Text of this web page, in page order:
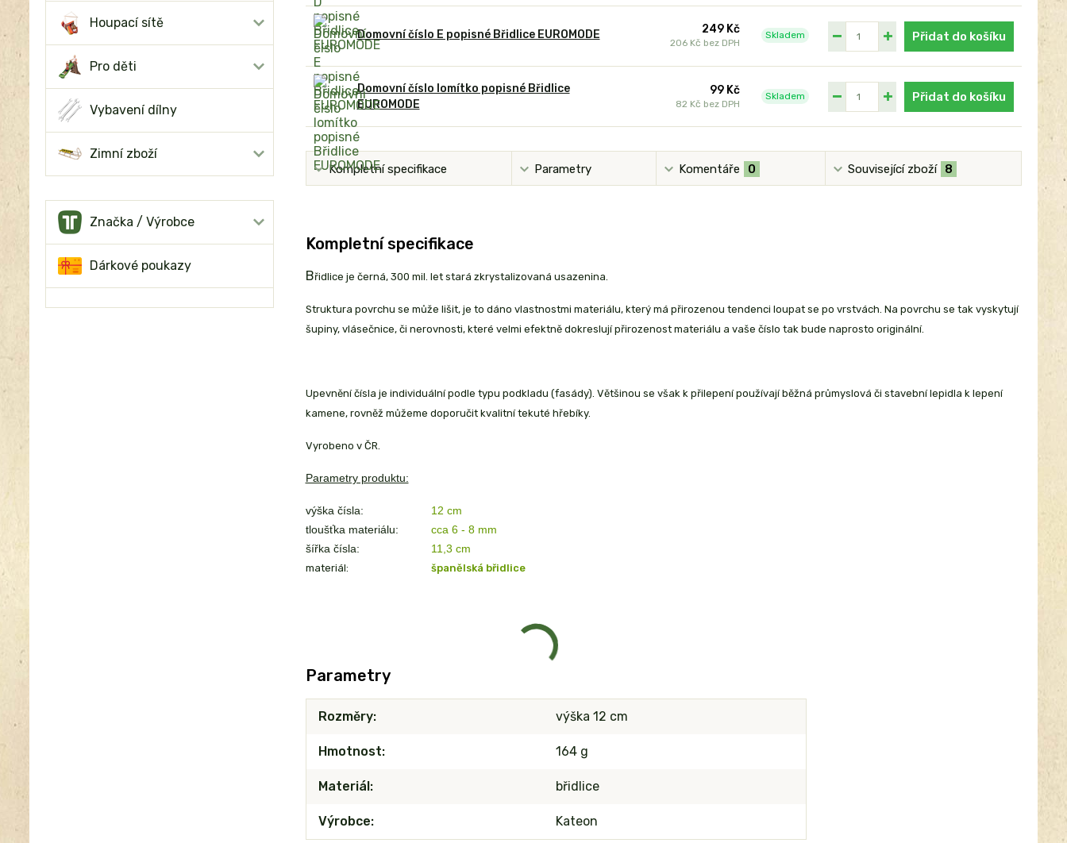
Houpací sítě
Pro děti
Vybavení dílny
Zimní zboží
Značka / Výrobce
Dárkové poukazy
Domovní číslo E popisné Břidlice EUROMODE 249 Kč
206 Kč bez DPH
Skladem Přidat do košíku
Domovní číslo lomítko popisné Břidlice
EUROMODE
99 Kč
82 Kč bez DPH
Skladem Přidat do košíku
Kompletní specifikace Parametry Komentáře 0 Související zboží 8
Kompletní specifikace
Břidlice je černá, 300 mil. let stará zkrystalizovaná usazenina.
Struktura povrchu se může lišit, je to dáno vlastnostmi materiálu, který má přirozenou tendenci loupat se po vrstvách. Na povrchu se tak vyskytují
šupiny, vlásečnice, či nerovnosti, které velmi efektně dokreslují přirozenost materiálu a vaše číslo tak bude naprosto originální.
Upevnění čísla je individuální podle typu podkladu (fasády). Většinou se však k přilepení používají běžná průmyslová či stavební lepidla k lepení
kamene, rovněž můžeme doporučit kvalitní tekuté hřebíky.
Vyrobeno v ČR.
Parametry produktu:
výška čísla:
12 cm
tloušťka materiálu:
cca 6 - 8 mm
šířka čísla:
11,3 cm
materiál: španělská břidlice
Parametry
Rozměry výška 12 cm
Hmotnost 164 g
Materiál břidlice
Výrobce Kateon